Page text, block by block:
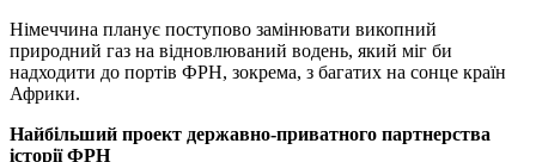
Німеччина планує поступово замінювати викопний
природний газ на відновлюваний водень, який міг би
надходити до портів ФРН, зокрема, з багатих на сонце країн
Африки.
Найбільший проект державно-приватного партнерства
історії ФРН